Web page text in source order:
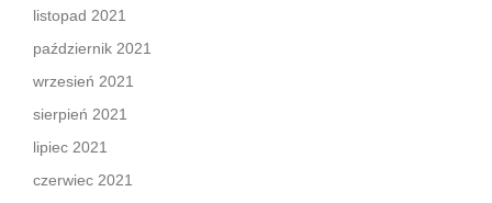
listopad 2021
październik 2021
wrzesień 2021
sierpień 2021
lipiec 2021
czerwiec 2021